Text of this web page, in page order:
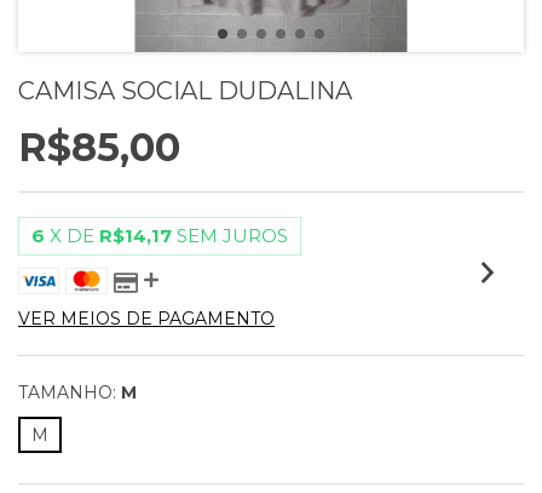
CAMISA SOCIAL DUDALINA
R$85,00
6 X DE R$14,17 SEM JUROS
VER MEIOS DE PAGAMENTO
TAMANHO: M
M